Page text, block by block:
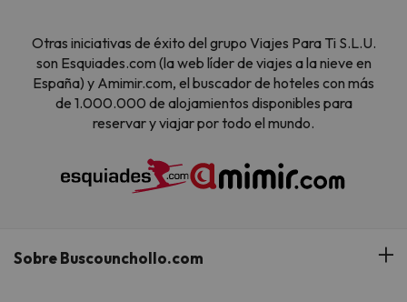
Otras iniciativas de éxito del grupo Viajes Para Ti S.L.U.
son Esquiades.com (la web líder de viajes a la nieve en
España) y Amimir.com, el buscador de hoteles con más
de 1.000.000 de alojamientos disponibles para
reservar y viajar por todo el mundo.
Sobre Buscounchollo.com